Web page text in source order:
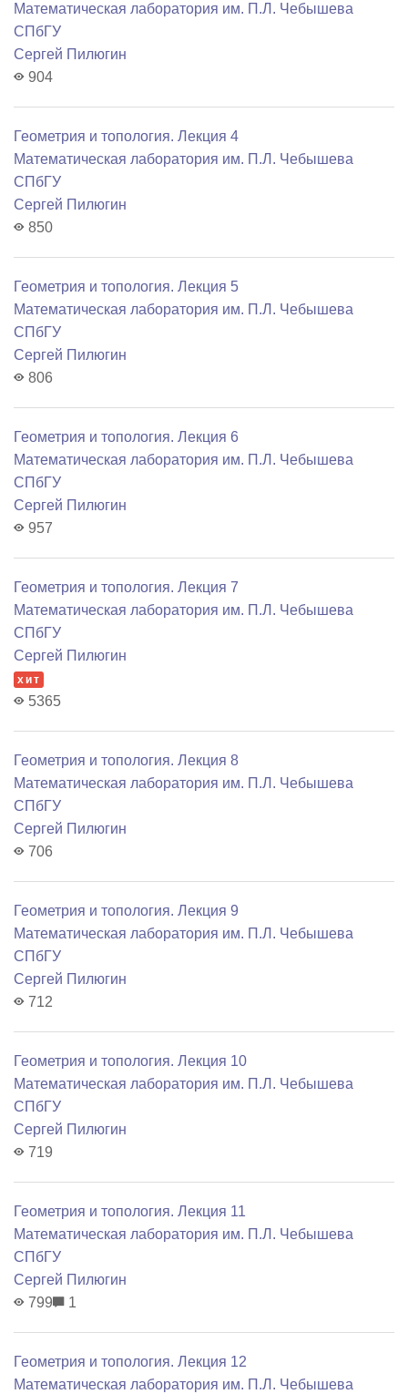
Математичеcкая лаборатория им. П.Л. Чебышева
СПбГУ
Сергей Пилюгин
904
Геометрия и топология. Лекция 4
Математичеcкая лаборатория им. П.Л. Чебышева
СПбГУ
Сергей Пилюгин
850
Геометрия и топология. Лекция 5
Математичеcкая лаборатория им. П.Л. Чебышева
СПбГУ
Сергей Пилюгин
806
Геометрия и топология. Лекция 6
Математичеcкая лаборатория им. П.Л. Чебышева
СПбГУ
Сергей Пилюгин
957
Геометрия и топология. Лекция 7
Математичеcкая лаборатория им. П.Л. Чебышева
СПбГУ
Сергей Пилюгин
хит
5365
Геометрия и топология. Лекция 8
Математичеcкая лаборатория им. П.Л. Чебышева
СПбГУ
Сергей Пилюгин
706
Геометрия и топология. Лекция 9
Математичеcкая лаборатория им. П.Л. Чебышева
СПбГУ
Сергей Пилюгин
712
Геометрия и топология. Лекция 10
Математичеcкая лаборатория им. П.Л. Чебышева
СПбГУ
Сергей Пилюгин
719
Геометрия и топология. Лекция 11
Математичеcкая лаборатория им. П.Л. Чебышева
СПбГУ
Сергей Пилюгин
799
1
Геометрия и топология. Лекция 12
Математичеcкая лаборатория им. П.Л. Чебышева